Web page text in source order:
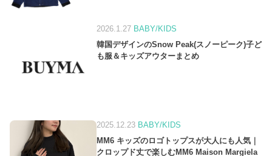
2026.1.27 BABY/KIDS
韓国デザインのSnow Peak(スノーピーク)子ど
も服＆キッズアウターまとめ
2025.12.23 BABY/KIDS
MM6 キッズのロゴトップスが大人にも人気｜
クロップド丈で楽しむMM6 Maison Margiela